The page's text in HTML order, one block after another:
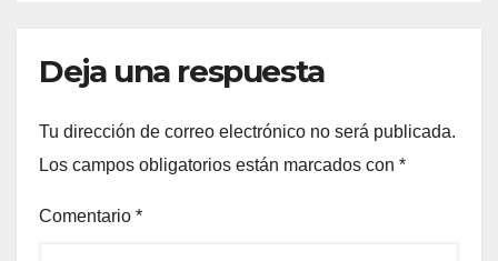
Deja una respuesta
Tu dirección de correo electrónico no será publicada.
Los campos obligatorios están marcados con *
Comentario *